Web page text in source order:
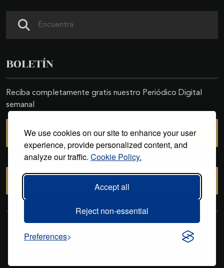
We use cookies on our site to enhance your user
experience, provide personalized content, and
analyze our traffic. Cookie Policy.
Accept all
Reject non-essential
Preferences
BOLETÍN
Reciba completamente gratis nuestro Periódico Digital
semanal
SUSCRIBIRSE
reservados. Desarrollado por
.